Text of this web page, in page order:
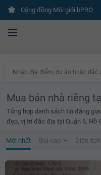
Cộng đồng Môi giới bPRO
Nhập địa điểm, dự án hoặc đặc
Mua bán nhà riêng
Tổng hợp danh sách tin đăng
đẹp, vị trí đắc địa tại Quận 6, Hồ
Mới nhất Giá cao Diện